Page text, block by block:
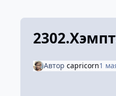
Автор capricorn1